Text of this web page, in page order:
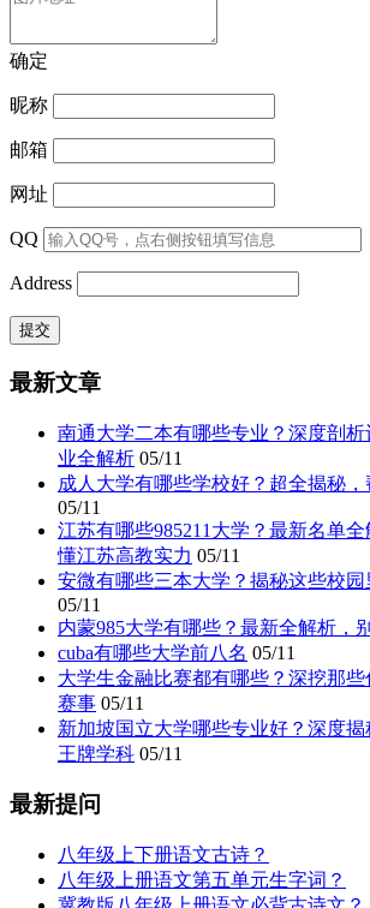
确定
昵称
邮箱
网址
QQ
Address
最新文章
南通大学二本有哪些专业？深度剖
业全解析 05/11
成人大学有哪些学校好？超全揭秘
05/11
江苏有哪些985211大学？最新名单
懂江苏高教实力 05/11
安微有哪些三本大学？揭秘这些校
05/11
内蒙985大学有哪些？最新全解析，
cuba有哪些大学前八名 05/11
大学生金融比赛都有哪些？深挖那
赛事 05/11
新加坡国立大学哪些专业好？深度
王牌学科 05/11
最新提问
八年级上下册语文古诗？
八年级上册语文第五单元生字词？